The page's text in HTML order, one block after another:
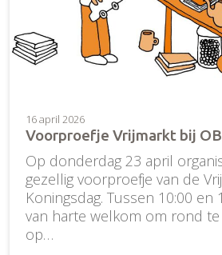
16 april 2026
Voorproefje Vrijmarkt bij
Op donderdag 23 april
gezellig voorproefje van de
Koningsdag. Tussen 10:00
van harte welkom om rond te
op…